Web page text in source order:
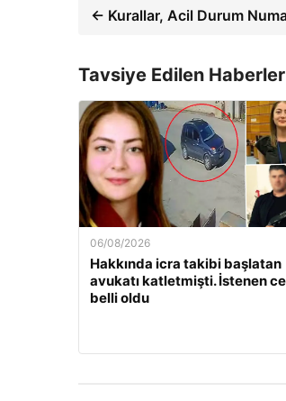
← Kurallar, Acil Durum
Tavsiye Edilen Haberler
06/08/2026
Hakkında icra takibi başlatan
avukatı katletmişti. İstenen
belli oldu